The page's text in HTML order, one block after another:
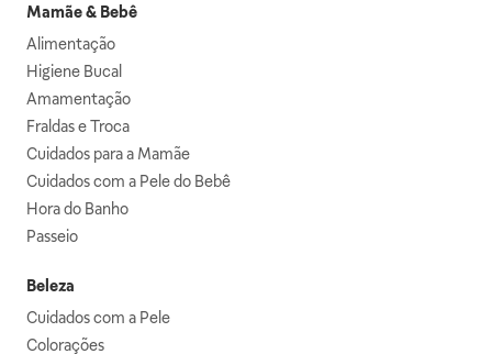
Mamãe & Bebê
Alimentação
Higiene Bucal
Amamentação
Fraldas e Troca
Cuidados para a Mamãe
Cuidados com a Pele do Bebê
Hora do Banho
Passeio
Beleza
Cuidados com a Pele
Colorações